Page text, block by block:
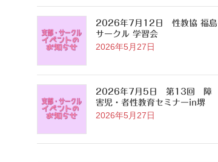
2026年7月12日 性教協 福島
サークル 学習会
2026年5月27日
2026年7月5日 第13回 障
害児・者性教育セミナーin堺
2026年5月27日